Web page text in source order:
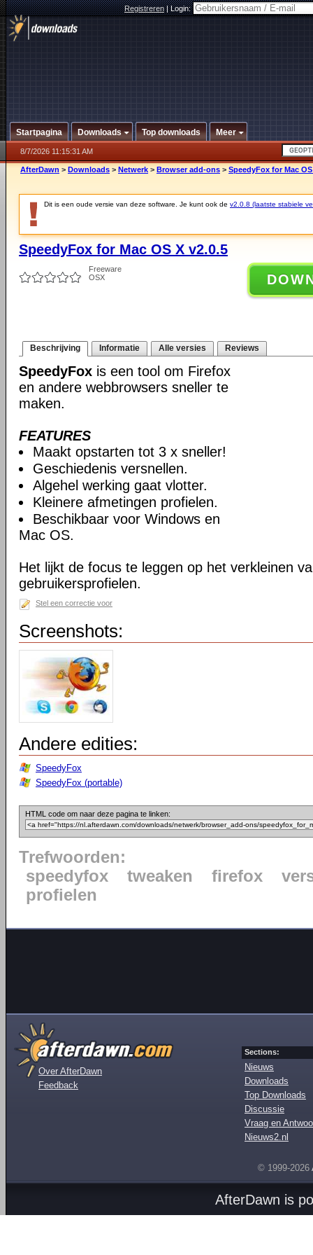
Registreren|Login:
Startpagina Downloads Top downloads Meer
8/7/2026 11:15:31 AM
AfterDawn > Downloads > Netwerk > Browser add-ons > SpeedyFox for Mac OS
Dit is een oude versie van deze software. Je kunt ook de v2.0.8 (laatste stabiele
SpeedyFox for Mac OS X v2.0.5
Freeware
OSX
Beschrijving Informatie Alle versies Reviews
SpeedyFox is een tool om Firefox
en andere webbrowsers sneller te
maken.
FEATURES
Maakt opstarten tot 3 x sneller!
Geschiedenis versnellen.
Algehel werking gaat vlotter.
Kleinere afmetingen profielen.
Beschikbaar voor Windows en
Mac OS.
Het lijkt de focus te leggen op het verkleinen
gebruikersprofielen.
Stel een correctie voor
Screenshots:
Andere edities:
SpeedyFox
SpeedyFox (portable)
HTML code om naar deze pagina te linken:
Trefwoorden:
speedyfox
tweaken firefox
profielen
Over AfterDawn
Feedback
Sections:
Nieuws
Downloads
Top Downloads
Discussie
Vraag en
Nieuws2.nl
© 1999-2026
AfterDawn is